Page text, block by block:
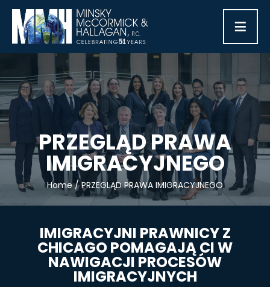
≡
PRZEGLĄD PRAWA
IMIGRACYJNEGO
Home/PRZEGLĄD PRAWA IMIGRACYJNEGO
IMIGRACYJNI PRAWNICY Z
CHICAGO POMAGAJĄ CI W
NAWIGACJI PROCESÓW
IMIGRACYJNYCH